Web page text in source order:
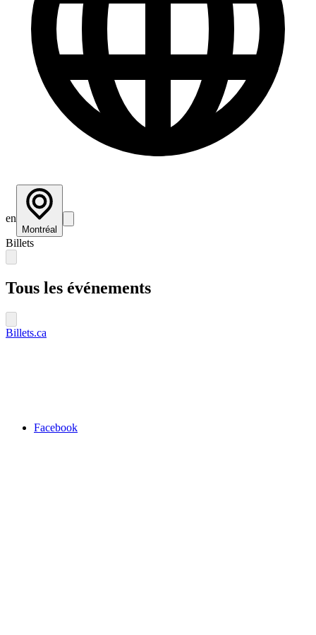
en
Montréal
Billets
Tous les événements
Billets.ca
Facebook